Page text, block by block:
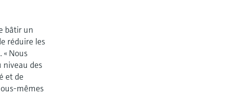
bâtir un
réduire les
« Nous
niveau des
et de
mêmes